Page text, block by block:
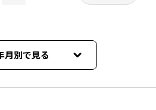
月別で見る